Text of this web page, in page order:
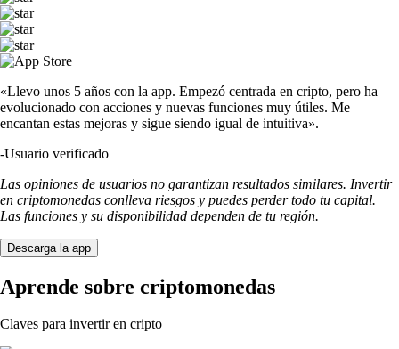
«Llevo unos 5 años con la app. Empezó centrada en cripto, pero ha
evolucionado con acciones y nuevas funciones muy útiles. Me
encantan estas mejoras y sigue siendo igual de intuitiva».
-Usuario verificado
Las opiniones de usuarios no garantizan resultados similares. Invertir
en criptomonedas conlleva riesgos y puedes perder todo tu capital.
Las funciones y su disponibilidad dependen de tu región.
Descarga la app
Aprende sobre criptomonedas
Claves para invertir en cripto